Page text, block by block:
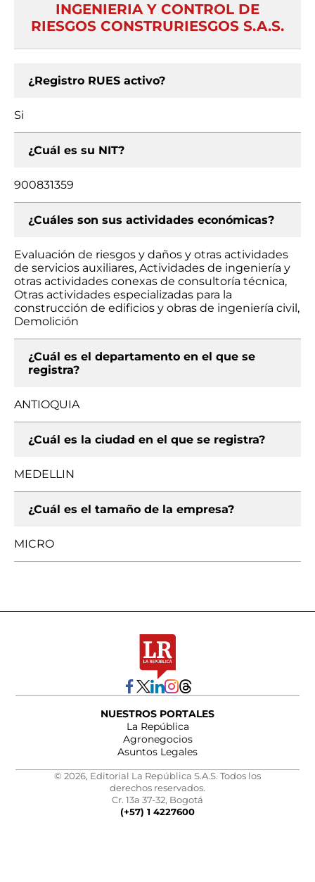
INGENIERIA Y CONTROL DE
RIESGOS CONSTRURIESGOS S.A.S.
¿Registro RUES activo?
Si
¿Cuál es su NIT?
900831359
¿Cuáles son sus actividades económicas?
Evaluación de riesgos y daños y otras actividades
de servicios auxiliares, Actividades de ingeniería y
otras actividades conexas de consultoría técnica,
Otras actividades especializadas para la
construcción de edificios y obras de ingeniería civil,
Demolición
¿Cuál es el departamento en el que se
registra?
ANTIOQUIA
¿Cuál es la ciudad en el que se registra?
MEDELLIN
¿Cuál es el tamaño de la empresa?
MICRO
NUESTROS PORTALES
La República
Agronegocios
Asuntos Legales
© 2026, Editorial La República S.A.S. Todos los
derechos reservados.
Cr. 13a 37-32, Bogotá
(+57) 1 4227600